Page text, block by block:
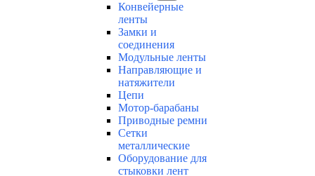
Конвейерные
ленты
Замки и
соединения
Модульные ленты
Направляющие и
натяжители
Цепи
Мотор-барабаны
Приводные ремни
Сетки
металлические
Оборудование для
стыковки лент